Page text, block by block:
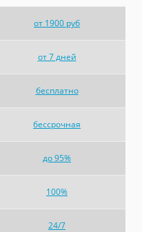
от 1900 руб
от 7 дней
бесплатно
бессрочная
до 95%
100%
24/7